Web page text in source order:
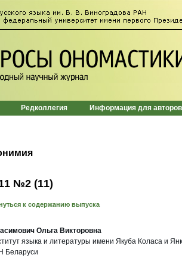
Редколлегия Информация для авторов
№2 (11)
к содержанию выпуска
Ольга Викторовна
языка и литературы имени Якуба Коласа и
Беларуси